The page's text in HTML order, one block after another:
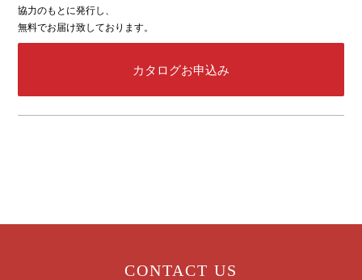
協力のもとに発行し、
無料でお届け致しております。
カタログお申込み
CONTACT US